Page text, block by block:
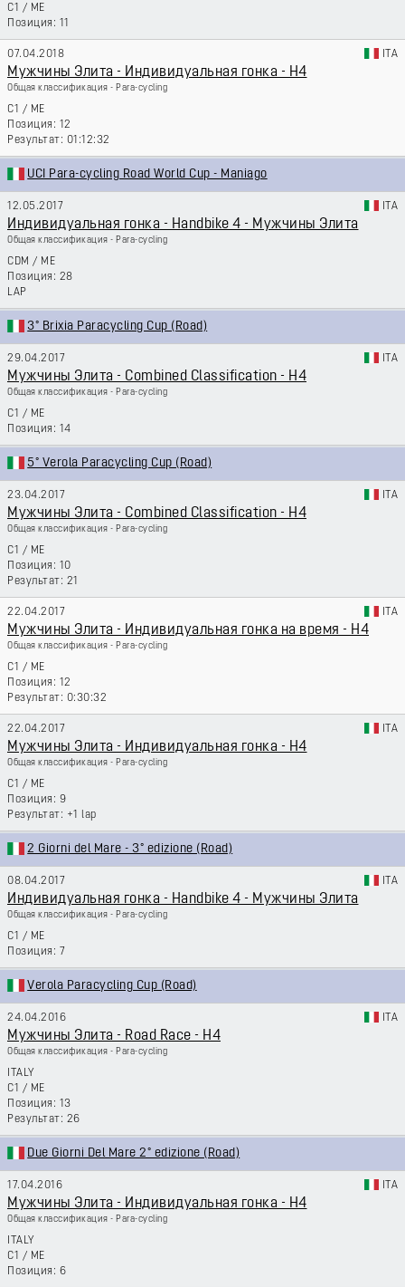
C1 / ME
11
07.04.2018 ITA
Мужчины Элита - Индивидуальная гонка - H4
Общая классификация - Para-cycling
C1 / ME
12
01:12:32
UCI Para-cycling Road World Cup - Maniago
12.05.2017 ITA
Индивидуальная гонка - Handbike 4 - Мужчины Элита
Общая классификация - Para-cycling
CDM / ME
28
LAP
3° Brixia Paracycling Cup (Road)
29.04.2017 ITA
Мужчины Элита - Combined Classification - H4
Общая классификация - Para-cycling
C1 / ME
14
5° Verola Paracycling Cup (Road)
23.04.2017 ITA
Мужчины Элита - Combined Classification - H4
Общая классификация - Para-cycling
C1 / ME
10
21
22.04.2017 ITA
Мужчины Элита - Индивидуальная гонка на время - H4
Общая классификация - Para-cycling
C1 / ME
12
0:30:32
22.04.2017 ITA
Мужчины Элита - Индивидуальная гонка - H4
Общая классификация - Para-cycling
C1 / ME
9
+1 lap
2 Giorni del Mare - 3° edizione (Road)
08.04.2017 ITA
Индивидуальная гонка - Handbike 4 - Мужчины Элита
Общая классификация - Para-cycling
C1 / ME
7
Verola Paracycling Cup (Road)
24.04.2016 ITA
Мужчины Элита - Road Race - H4
Общая классификация - Para-cycling
ITALY
C1 / ME
13
26
Due Giorni Del Mare 2° edizione (Road)
17.04.2016 ITA
Мужчины Элита - Индивидуальная гонка - H4
Общая классификация - Para-cycling
ITALY
C1 / ME
6